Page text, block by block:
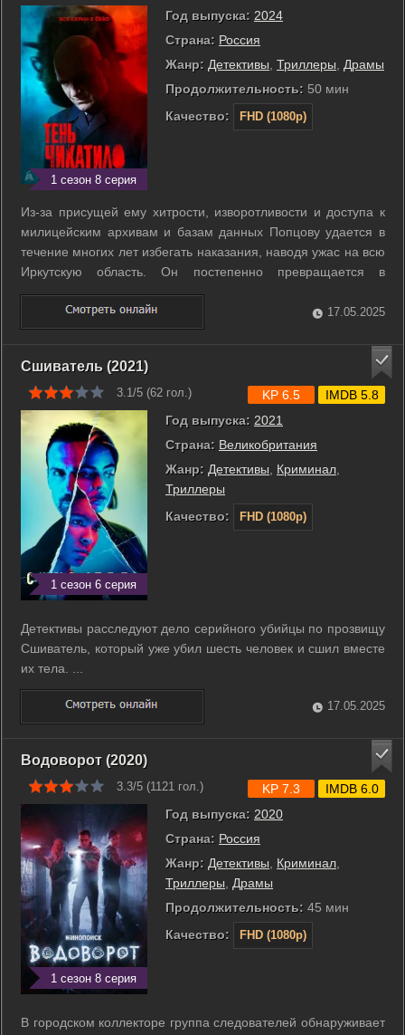
1 сезон 8 серия
Год выпуска: 2024
Страна: Россия
Жанр: Детективы Триллеры
Драмы
Продолжительность: 50 мин
Качество:
FHD (1080p)
Из-за присущей ему хитрости, изворотливости и доступа к
милицейским архивам и базам данных Попцову удается в
течение многих лет избегать наказания, наводя ужас на всю
Иркутскую область. Он постепенно превращается в
полумистического персонажа, неуловимого демона, от
которого нет спасения. И все же оперативники во главе с
Ковалевым, пройдя через ...
17.05.2025
Сшиватель (2021)
3.1/5 (62 гол.)
1 сезон 6 серия
Год выпуска: 2021
Страна: Великобритания
Жанр: Детективы Криминал
Триллеры
Качество:
FHD (1080p)
KP 6.5 IMDB 5.8
Детективы расследуют дело серийного убийцы по прозвищу
Сшиватель, который уже убил шесть человек и сшил вместе
их тела. ...
17.05.2025
Водоворот (2020)
3.3/5 (1121 гол.)
1 сезон 8 серия
Год выпуска: 2020
Страна: Россия
Жанр: Детективы Криминал
Триллеры
Драмы
Продолжительность: 45 мин
Качество:
FHD (1080p)
KP 7.3 IMDB 6.0
В городском коллекторе группа следователей обнаруживает